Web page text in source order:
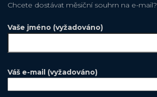
Chcete dostávat měsiční souhrn na e-mail?
Vaše jméno (vyžadováno)
Váš e-mail (vyžadováno)